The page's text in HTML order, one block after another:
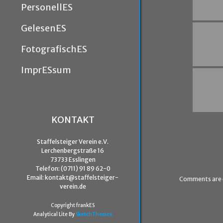
PersonellES
GelesenES
FotografischES
ImprESsum
KONTAKT
Staffelsteiger Verein e.V.
Lerchenbergstraße 16
73733 Esslingen
Telefon: (0711) 91 89 62-0
Email: kontakt@staffelsteiger-
verein.de
Copyright frankES
Analytical Lite By SketchThemes
Comments are